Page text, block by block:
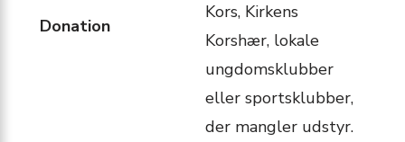
Donation
Kors, Kirkens
Korshær, lokale
ungdomsklubber
eller sportsklubber,
der mangler udstyr.